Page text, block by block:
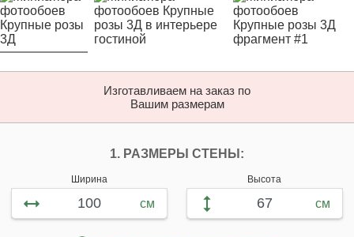
Изготавливаем на заказ по
Вашим размерам
1. РАЗМЕРЫ СТЕНЫ:
Ширина
см
Высота
см